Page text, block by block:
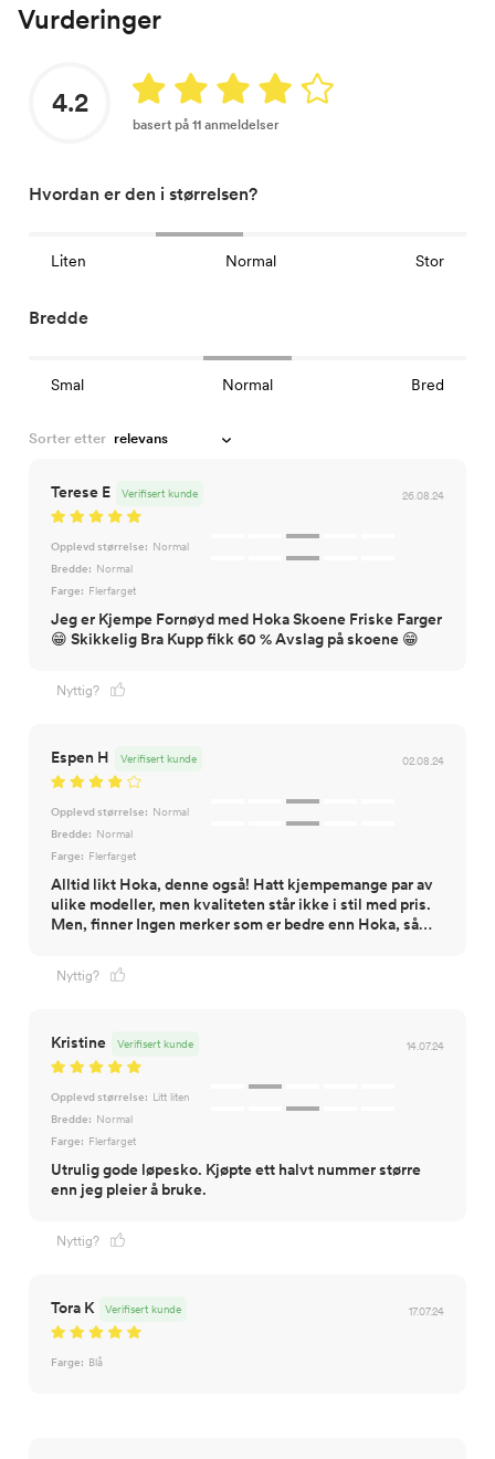
Vurderinger
4.2
basert på 11 anmeldelser
Hvordan er den i størrelsen?
Liten Normal Stor
Bredde
Smal Normal Bred
Sorter etter
Terese E 26.08.24
Verifisert kunde
Opplevd størrelse: Normal
Bredde: Normal
Farge: Flerfarget
Jeg er Kjempe Fornøyd med Hoka Skoene Friske Farger
😁 Skikkelig Bra Kupp fikk 60 % Avslag på skoene 😁
Nyttig?
Espen H 02.08.24
Verifisert kunde
Opplevd størrelse: Normal
Bredde: Normal
Farge: Flerfarget
Alltid likt Hoka, denne også! Hatt kjempemange par av
ulike modeller, men kvaliteten står ikke i stil med pris.
Men, finner Ingen merker som er bedre enn Hoka, så…
Nyttig?
Kristine 14.07.24
Verifisert kunde
Opplevd størrelse: Litt liten
Bredde: Normal
Farge: Flerfarget
Utrulig gode løpesko. Kjøpte ett halvt nummer større
enn jeg pleier å bruke.
Nyttig?
Tora K 17.07.24
Verifisert kunde
Farge: Blå